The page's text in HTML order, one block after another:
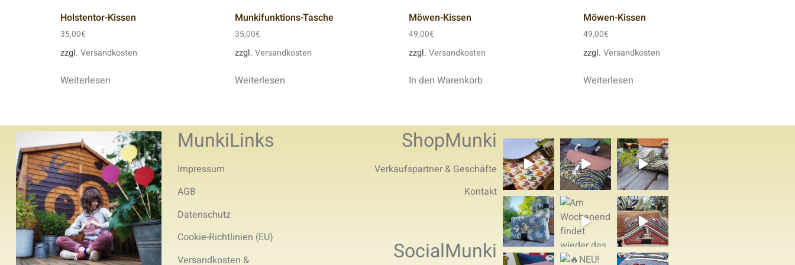
Holstentor-Kissen
35,00€
zzgl. Versandkosten
Weiterlesen
Munkifunktions-Tasche
35,00€
zzgl. Versandkosten
Weiterlesen
Möwen-Kissen
49,00€
zzgl.Versandkosten
In den Warenkorb
Möwen-Kissen
49,00€
zzgl.Versandkosten
Weiterlesen
MunkiLinks
Impressum
AGB
Datenschutz
Cookie-Richtlinien (EU)
Versandkosten &
ShopMunki
Verkaufspartner & Geschäfte
Kontakt
SocialMunki